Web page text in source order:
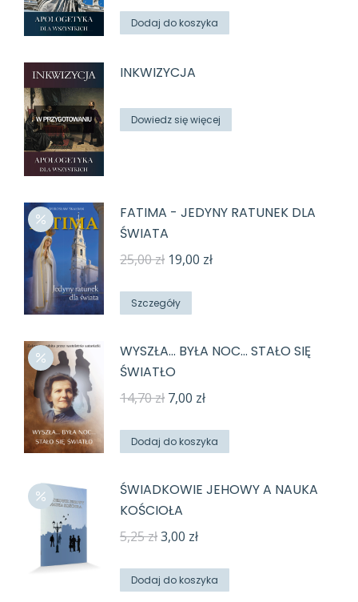
Dodaj do koszyka
INKWIZYCJA
Dowiedz się więcej
FATIMA - JEDYNY RATUNEK DLA
ŚWIATA
25,00zł Pierwotna
wynosiła:
19,00 złAktualna
Szczegóły
WYSZŁA... BYŁA NOC... STAŁO SIĘ
ŚWIATŁO
14,70zł Pierwotna
wynosiła:
7,00 złAktualna
wynosi:
Dodaj do koszyka
ŚWIADKOWIE JEHOWY A NAUKA
KOŚCIOŁA
5,25złPierwotna
wynosiła:
3,00 złAktualna
wynosi:
Dodaj do koszyka